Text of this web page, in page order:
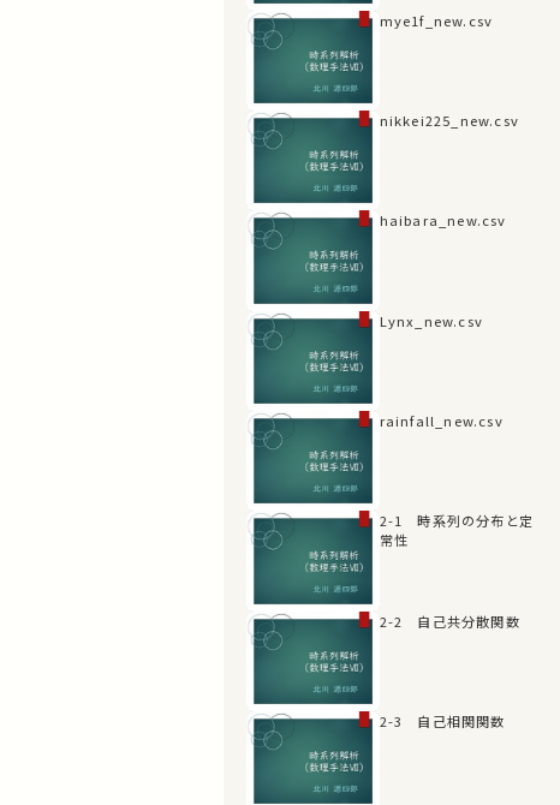
mye1f_new.csv
nikkei225_new.csv
haibara_new.csv
Lynx_new.csv
rainfall_new.csv
2-1 時系列の分布と定
常性
2-2 自己共分散関数
2-3 自己相関関数